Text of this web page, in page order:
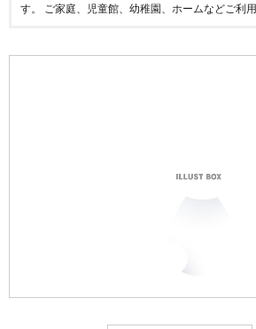
す。 ご家庭、児童館、幼稚園、ホームなどご利用